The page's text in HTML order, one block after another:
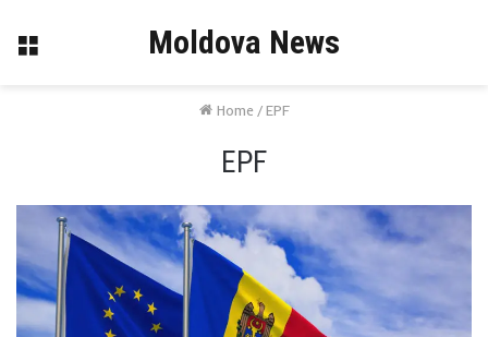
Menu Moldova News
Home / EPF
EPF